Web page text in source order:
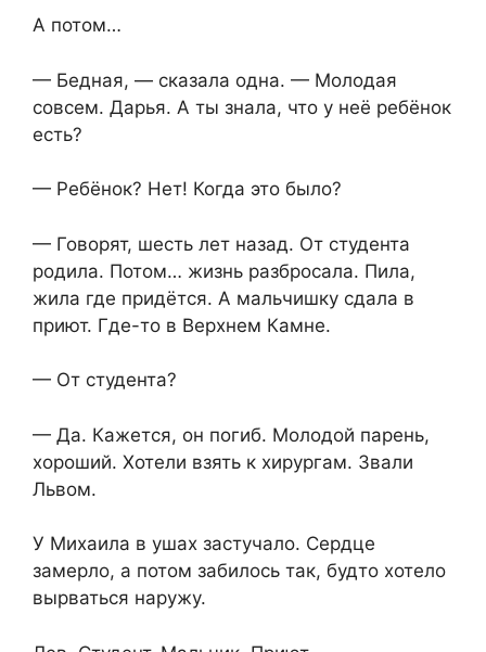
А потом…
— Бедная, — сказала одна. — Молодая
совсем. Дарья. А ты знала, что у неё ребёнок
есть?
— Ребёнок? Нет! Когда это было?
— Говорят, шесть лет назад. От студента
родила. Потом… жизнь разбросала. Пила,
жила где придётся. А мальчишку сдала в
приют. Где-то в Верхнем Камне.
— От студента?
— Да. Кажется, он погиб. Молодой парень,
хороший. Хотели взять к хирургам. Звали
Львом.
У Михаила в ушах застучало. Сердце
замерло, а потом забилось так, будто хотело
вырваться наружу.